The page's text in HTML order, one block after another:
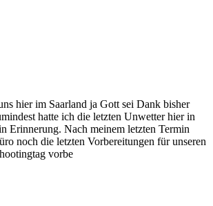
hier im Saarland ja Gott sei Dank bisher
hatte ich die letzten Unwetter hier in
Erinnerung. Nach meinem letzten Termin
noch die letzten Vorbereitungen für unseren
vorbe